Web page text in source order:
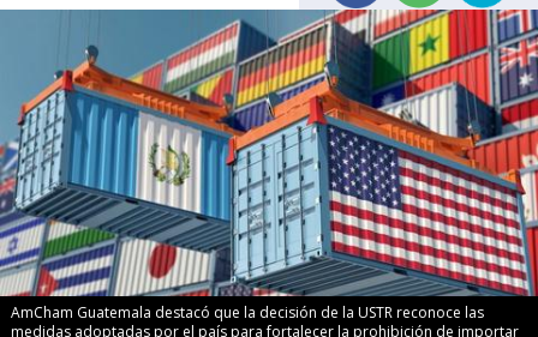
AmCham Guatemala destacó que la decisión de la USTR reconoce las
medidas adoptadas por el país para fortalecer la prohibición de importar